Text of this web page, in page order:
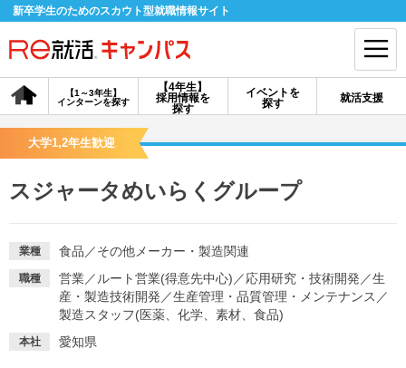
新卒学生のためのスカウト型就職情報サイト
【4年生】
採用情報を
探す
【1～3年生】
インターンを探す
イベントを
探す
就活支援
会員登録 ログイン
探す
【4年生】
【4年生】
イベントを探す
大学1,2年生歓迎
スジャータめいらくグループ
業種 食品 ／その他メーカー・製造関連
職種 営業／ ルート営業(得意先中心) ／応用研究・技術開発 ／生
産・製造技術開発 ／生産管理・品質管理・メンテナンス ／
製造スタッフ(医薬、化学、素材、食品)
本社 愛知県